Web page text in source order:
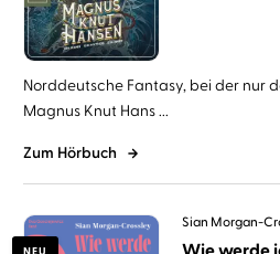
Norddeutsche Fantasy, bei der nur
Magnus Knut Hans ...
Zum Hörbuch
Sian Morgan-